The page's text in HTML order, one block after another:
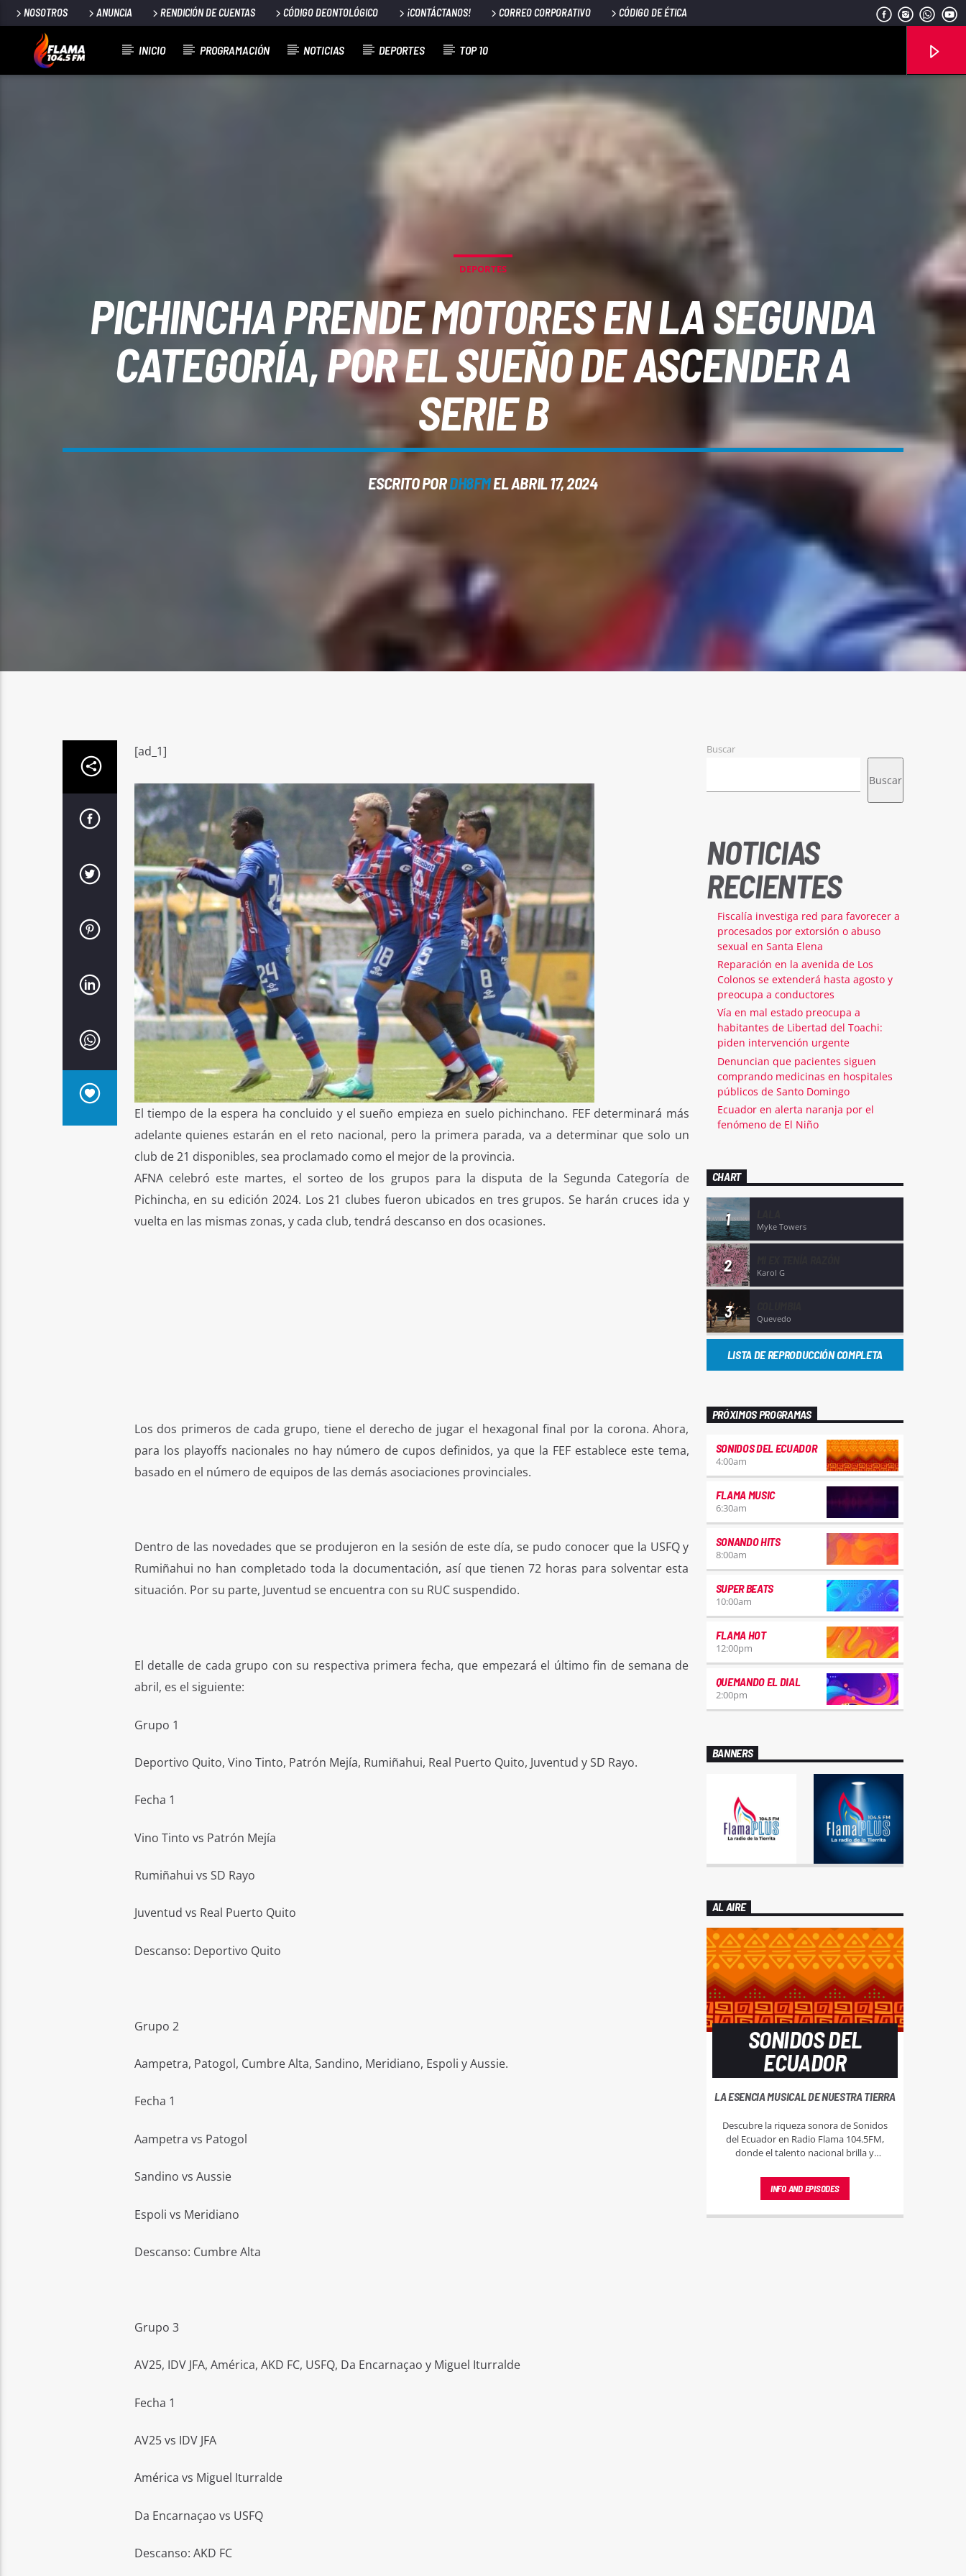
NOSOTROS ANUNCIA RENDICIÓN DE CUENTAS CÓDIGO DEONTOLÓGICO ¡CONTÁCTANOS! CORREO CORPORATIVO CÓDIGO DE ÉTICA
INICIO PROGRAMACIÓN NOTICIAS DEPORTES TOP 10
DEPORTES
PICHINCHA PRENDE MOTORES EN LA SEGUNDA
CATEGORÍA, POR EL SUEÑO DE ASCENDER A
SERIE B
ESCRITO PORDH8FMEL ABRIL 17, 2024
[ad_1]
El tiempo de la espera ha concluido y el sueño empieza en suelo pichinchano. FEF determinará más
adelante quienes estarán en el reto nacional, pero la primera parada, va a determinar que solo un
club de 21 disponibles, sea proclamado como el mejor de la provincia.
AFNA celebró este martes, el sorteo de los grupos para la disputa de la Segunda Categoría de
Pichincha, en su edición 2024. Los 21 clubes fueron ubicados en tres grupos. Se harán cruces ida y
vuelta en las mismas zonas, y cada club, tendrá descanso en dos ocasiones.
Los dos primeros de cada grupo, tiene el derecho de jugar el hexagonal final por la corona. Ahora,
para los playoffs nacionales no hay número de cupos definidos, ya que la FEF establece este tema,
basado en el número de equipos de las demás asociaciones provinciales.
Dentro de las novedades que se produjeron en la sesión de este día, se pudo conocer que la USFQ y
Rumiñahui no han completado toda la documentación, así que tienen 72 horas para solventar esta
situación. Por su parte, Juventud se encuentra con su RUC suspendido.
El detalle de cada grupo con su respectiva primera fecha, que empezará el último fin de semana de
abril, es el siguiente:
Grupo 1
Deportivo Quito, Vino Tinto, Patrón Mejía, Rumiñahui, Real Puerto Quito, Juventud y SD Rayo.
Fecha 1
Vino Tinto vs Patrón Mejía
Rumiñahui vs SD Rayo
Juventud vs Real Puerto Quito
Descanso: Deportivo Quito
Grupo 2
Aampetra, Patogol, Cumbre Alta, Sandino, Meridiano, Espoli y Aussie.
Fecha 1
Aampetra vs Patogol
Sandino vs Aussie
Espoli vs Meridiano
Descanso: Cumbre Alta
Grupo 3
AV25, IDV JFA, América, AKD FC, USFQ, Da Encarnaçao y Miguel Iturralde
Fecha 1
AV25 vs IDV JFA
América vs Miguel Iturralde
Da Encarnaçao vs USFQ
Descanso: AKD FC
Buscar
Buscar
NOTICIAS
RECIENTES
Fiscalía investiga red para favorecer a
procesados por extorsión o abuso
sexual en Santa Elena
Reparación en la avenida de Los
Colonos se extenderá hasta agosto y
preocupa a conductores
Vía en mal estado preocupa a
habitantes de Libertad del Toachi:
piden intervención urgente
Denuncian que pacientes siguen
comprando medicinas en hospitales
públicos de Santo Domingo
Ecuador en alerta naranja por el
fenómeno de El Niño
CHART
1 Myke Towers
2 Karol G
3 Quevedo
LISTA DE REPRODUCCIÓN COMPLETA
PRÓXIMOS PROGRAMAS
SONIDOS DEL ECUADOR
4:00am
FLAMA MUSIC
6:30am
SONANDO HITS
8:00am
SUPER BEATS
10:00am
FLAMA HOT
12:00pm
QUEMANDO EL DIAL
2:00pm
BANNERS
AL AIRE
SONIDOS DEL
ECUADOR
LA ESENCIA MUSICAL DE NUESTRA TIERRA
Descubre la riqueza sonora de Sonidos
del Ecuador en Radio Flama 104.5FM,
donde el talento nacional brilla y
música a cada rincón.
INFO AND EPISODES